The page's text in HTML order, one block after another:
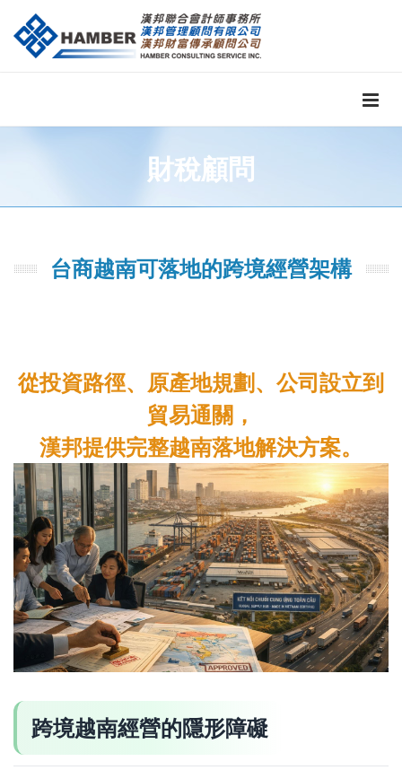
財稅顧問
台商越南可落地的跨境經營架構
從投資路徑、原產地規劃、公司設立到
貿易通關，
漢邦提供完整越南落地解決方案。
跨境越南經營的隱形障礙